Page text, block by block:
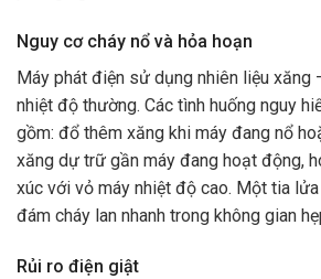
Nguy cơ cháy nổ và hỏa hoạn
Máy phát điện sử dụng nhiên liệu xăng
nhiệt độ thường. Các tình huống nguy
gồm: đổ thêm xăng khi máy đang nổ
xăng dự trữ gần máy đang hoạt động,
xúc với vỏ máy nhiệt độ cao. Một tia
đám cháy lan nhanh trong không gian
Rủi ro điện giật